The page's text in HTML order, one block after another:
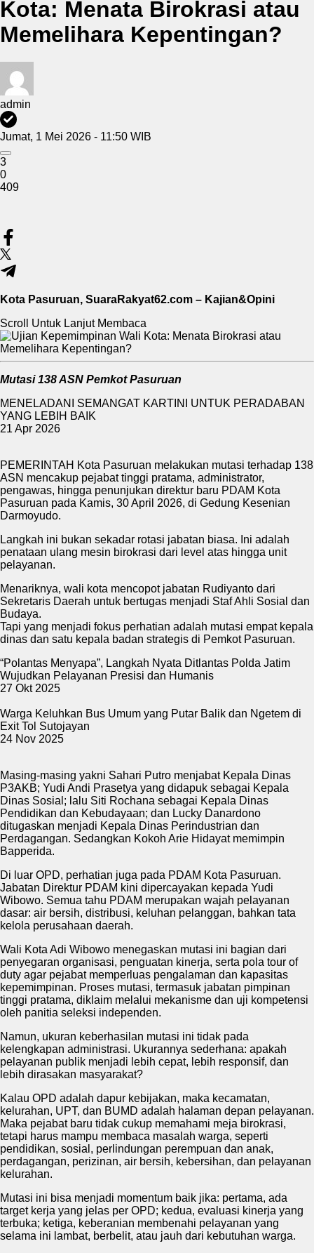
Kota: Menata Birokrasi atau
Memelihara Kepentingan?
admin
Jumat, 1 Mei 2026 - 11:50 WIB
3
0
409
Kota Pasuruan, SuaraRakyat62.com – Kajian&Opini
Scroll Untuk Lanjut Membaca
Mutasi 138 ASN Pemkot Pasuruan
MENELADANI SEMANGAT KARTINI UNTUK PERADABAN
YANG LEBIH BAIK
21 Apr 2026
PEMERINTAH Kota Pasuruan melakukan mutasi terhadap 138
ASN mencakup pejabat tinggi pratama, administrator,
pengawas, hingga penunjukan direktur baru PDAM Kota
Pasuruan pada Kamis, 30 April 2026, di Gedung Kesenian
Darmoyudo.
Langkah ini bukan sekadar rotasi jabatan biasa. Ini adalah
penataan ulang mesin birokrasi dari level atas hingga unit
pelayanan.
Menariknya, wali kota mencopot jabatan Rudiyanto dari
Sekretaris Daerah untuk bertugas menjadi Staf Ahli Sosial dan
Budaya.
Tapi yang menjadi fokus perhatian adalah mutasi empat kepala
dinas dan satu kepala badan strategis di Pemkot Pasuruan.
“Polantas Menyapa”, Langkah Nyata Ditlantas Polda Jatim
Wujudkan Pelayanan Presisi dan Humanis
27 Okt 2025
Warga Keluhkan Bus Umum yang Putar Balik dan Ngetem di
Exit Tol Sutojayan
24 Nov 2025
Masing-masing yakni Sahari Putro menjabat Kepala Dinas
P3AKB; Yudi Andi Prasetya yang didapuk sebagai Kepala
Dinas Sosial; lalu Siti Rochana sebagai Kepala Dinas
Pendidikan dan Kebudayaan; dan Lucky Danardono
ditugaskan menjadi Kepala Dinas Perindustrian dan
Perdagangan. Sedangkan Kokoh Arie Hidayat memimpin
Bapperida.
Di luar OPD, perhatian juga pada PDAM Kota Pasuruan.
Jabatan Direktur PDAM kini dipercayakan kepada Yudi
Wibowo. Semua tahu PDAM merupakan wajah pelayanan
dasar: air bersih, distribusi, keluhan pelanggan, bahkan tata
kelola perusahaan daerah.
Wali Kota Adi Wibowo menegaskan mutasi ini bagian dari
penyegaran organisasi, penguatan kinerja, serta pola tour of
duty agar pejabat memperluas pengalaman dan kapasitas
kepemimpinan. Proses mutasi, termasuk jabatan pimpinan
tinggi pratama, diklaim melalui mekanisme dan uji kompetensi
oleh panitia seleksi independen.
Namun, ukuran keberhasilan mutasi ini tidak pada
kelengkapan administrasi. Ukurannya sederhana: apakah
pelayanan publik menjadi lebih cepat, lebih responsif, dan
lebih dirasakan masyarakat?
Kalau OPD adalah dapur kebijakan, maka kecamatan,
kelurahan, UPT, dan BUMD adalah halaman depan pelayanan.
Maka pejabat baru tidak cukup memahami meja birokrasi,
tetapi harus mampu membaca masalah warga, seperti
pendidikan, sosial, perlindungan perempuan dan anak,
perdagangan, perizinan, air bersih, kebersihan, dan pelayanan
kelurahan.
Mutasi ini bisa menjadi momentum baik jika: pertama, ada
target kerja yang jelas per OPD; kedua, evaluasi kinerja yang
terbuka; ketiga, keberanian membenahi pelayanan yang
selama ini lambat, berbelit, atau jauh dari kebutuhan warga.